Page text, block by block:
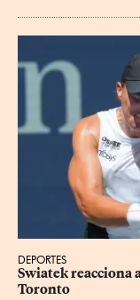
DEPORTES
Swiatek reacciona
Toronto